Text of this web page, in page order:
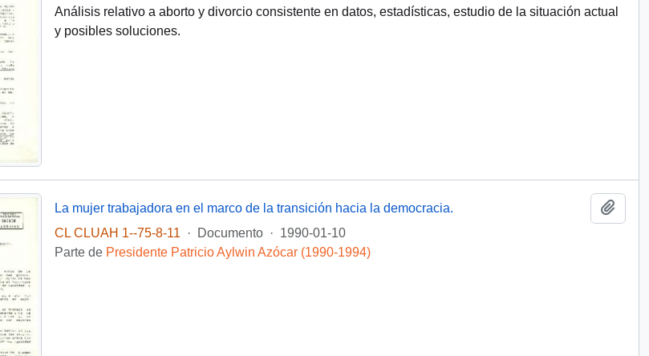
Análisis relativo a aborto y divorcio consistente en datos, estadísticas, estudio de la situación actual
y posibles soluciones.
La mujer trabajadora en el marco de la transición hacia la democracia.
CL CLUAH 1--75-8-11
· Documento · 1990-01-10
Parte de Presidente Patricio Aylwin Azócar (1990-1994)